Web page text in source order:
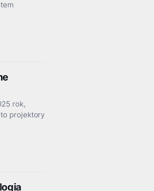
rok,
to projektory